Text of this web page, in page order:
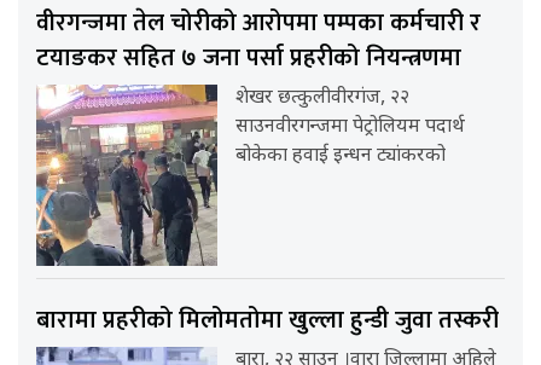
वीरगन्जमा तेल चोरीको आरोपमा पम्पका कर्मचारी र
टयाङकर सहित ७ जना पर्सा प्रहरीको नियन्त्रणमा
शेखर छत्कुलीवीरगंज, २२
साउनवीरगन्जमा पेट्रोलियम पदार्थ
बोकेका हवाई इन्धन ट्यांकरको
बारामा प्रहरीको मिलोमतोमा खुल्ला हुन्डी जुवा तस्करी